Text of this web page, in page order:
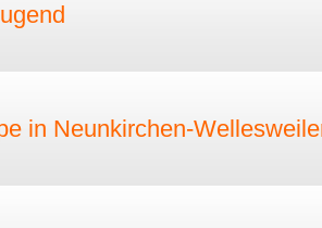
in Neunkirchen-